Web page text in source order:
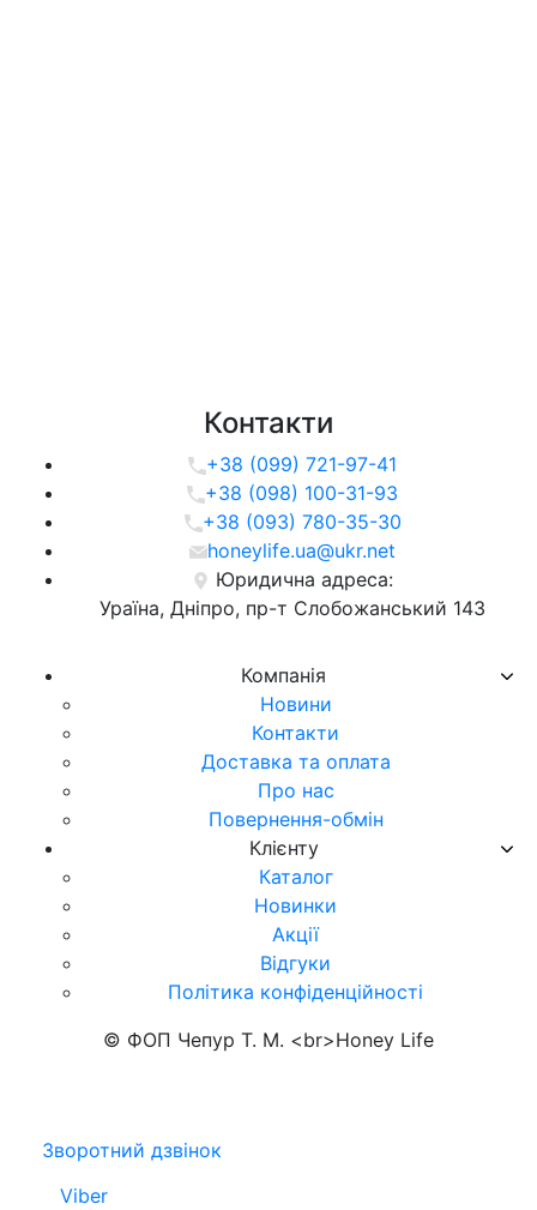
Компанія
Новини
Контакти
Доставка та оплата
Про нас
Повернення-обмін
Клієнту
Каталог
Новинки
Акції
Відгуки
Політика конфіденційності
Контакти
+38 (099) 721-97-41
+38 (098) 100-31-93
+38 (093) 780-35-30
honeylife.ua@ukr.net
Юридична адреса:
Ураїна, Дніпро, пр-т Слобожанський 143
© ФОП Чепур Т. М. <br>Honey Life
Зворотний дзвінок
Viber